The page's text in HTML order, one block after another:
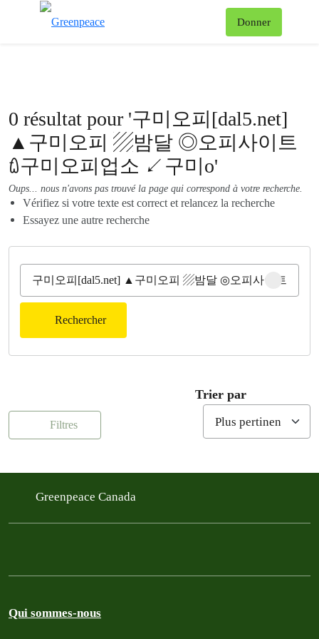
Donner
0 résultat pour '구미오피[dal5.net]
▲구미오피 ▨밤달 ◎오피사이트
ꇺ구미오피업소 ↙구미o'
Oups... nous n'avons pas trouvé la page qui correspond à votre recherche.
Vérifiez si votre texte est correct et relancez la recherche
Essayez une autre recherche
Clear
Rechercher
Filtres
Trier par
Greenpeace Canada
Qui sommes-nous